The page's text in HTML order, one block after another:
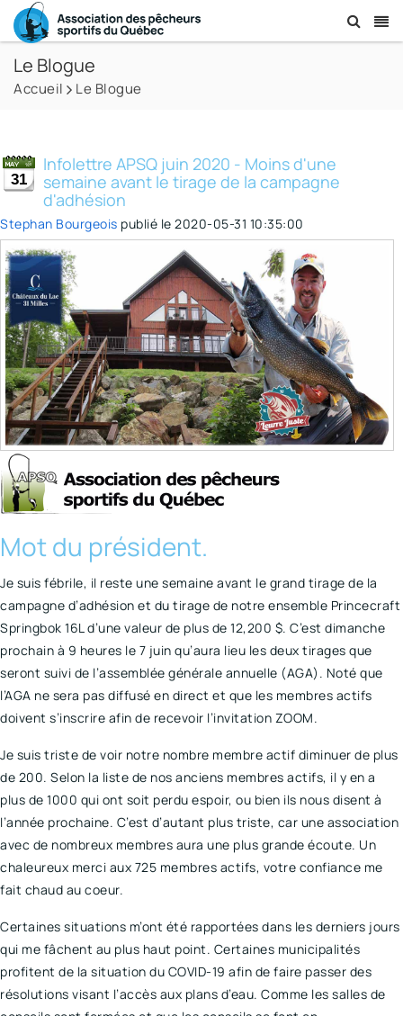
Le Blogue
Accueil Le Blogue
31
Infolettre APSQ juin 2020 - Moins d'une
semaine avant le tirage de la campagne
d'adhésion
Stephan Bourgeois publié le 2020-05-31 10:35:00
Mot du président.
Je suis fébrile, il reste une semaine avant le grand tirage de la
campagne d’adhésion et du tirage de notre ensemble Princecraft
Springbok 16L d’une valeur de plus de 12,200 $. C’est dimanche
prochain à 9 heures le 7 juin qu’aura lieu les deux tirages que
seront suivi de l’assemblée générale annuelle (AGA). Noté que
l’AGA ne sera pas diffusé en direct et que les membres actifs
doivent s’inscrire afin de recevoir l’invitation ZOOM.
Je suis triste de voir notre nombre membre actif diminuer de plus
de 200. Selon la liste de nos anciens membres actifs, il y en a
plus de 1000 qui ont soit perdu espoir, ou bien ils nous disent à
l’année prochaine. C’est d’autant plus triste, car une association
avec de nombreux membres aura une plus grande écoute. Un
chaleureux merci aux 725 membres actifs, votre confiance me
fait chaud au coeur.
Certaines situations m’ont été rapportées dans les derniers jours
qui me fâchent au plus haut point. Certaines municipalités
profitent de la situation du COVID-19 afin de faire passer des
résolutions visant l’accès aux plans d’eau. Comme les salles de